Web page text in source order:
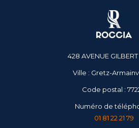
428 AVENUE GILBERT
Ville : Gretz-
Code postal :
Numéro de
01 81 22 21 79